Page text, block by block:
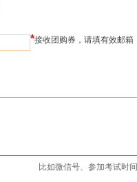
*接收团购券，请填有效邮箱
比如微信号、参加考试时间